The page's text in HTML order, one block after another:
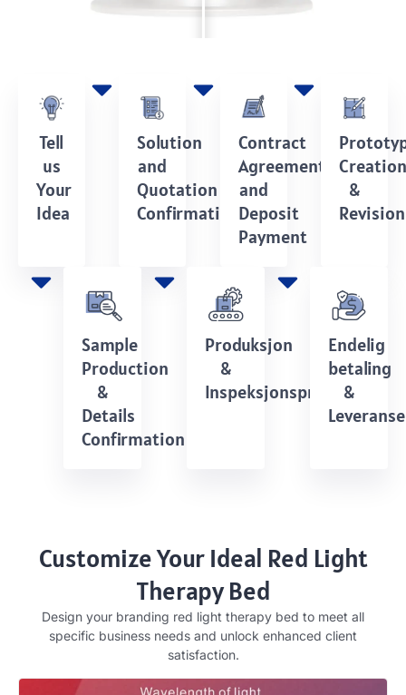
Tell
us
Your
Idea
Solution
and
Quotation
Confirmation
Contract
Agreement
and
Deposit
Payment
&
Revision
Sample
Production
&
Details
Confirmation
Produksjon
&
Inspeksjonsprosedyrer
Endelig
betaling
&
Leveranse
Customize Your Ideal Red Light
Therapy Bed
Design your branding red light therapy bed to meet all
specific business needs and unlock enhanced client
satisfaction.